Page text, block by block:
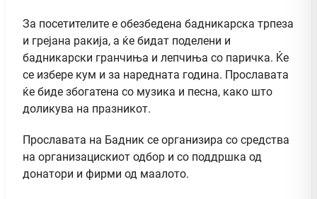
За посетителите е обезбедена бадникарска трпеза
и грејана ракија, а ќе бидат поделени и
бадникарски гранчиња и лепчиња со паричка. Ќе
се избере кум и за наредната година. Прославата
ќе биде збогатена со музика и песна, како што
доликува на празникот.
Прославата на Бадник се организира со средства
на организацискиот одбор и со поддршка од
донатори и фирми од маалото.